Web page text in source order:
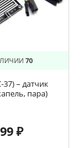
70
37) – датчик
пара)
₽